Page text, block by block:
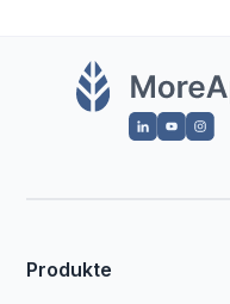
Produkte